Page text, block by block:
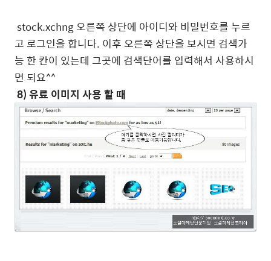
stock.xchng 오른쪽 상단에 아이디와 비밀번호를 누르
고 로그인을 합니다. 이후 오른쪽 상단을 보시면 검색가
능 한 칸이 있는데 그곳에 검색단어를 입력해서 사용하시
면 되요^^
8) 유료 이미지 사용 할 때